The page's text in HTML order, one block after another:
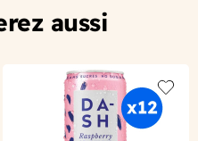
aussi
wishlist Add